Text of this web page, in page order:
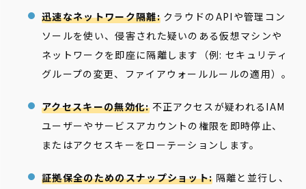
迅速なネットワーク隔離:クラウドのAPIや管理コン
ソールを使い、侵害された疑いのある仮想マシンや
ネットワークを即座に隔離します（例: セキュリティ
グループの変更、ファイアウォールルールの適用）。
アクセスキーの無効化:不正アクセスが疑われるIAM
ユーザーやサービスアカウントの権限を即時停止、
またはアクセスキーをローテーションします。
証拠保全のためのスナップショット: 隔離と並行し、